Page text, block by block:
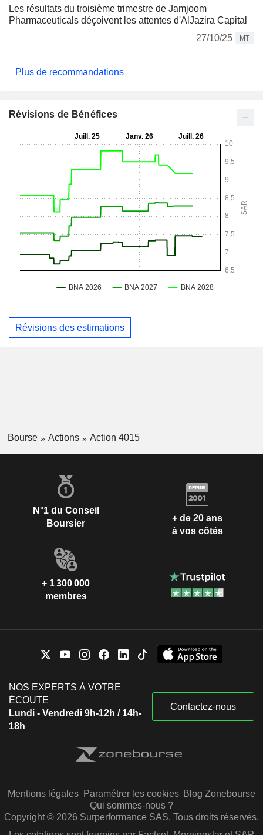
Les résultats du troisième trimestre de Jamjoom
Pharmaceuticals déçoivent les attentes d'AlJazira Capital
27/10/25
MT
Plus de recommandations
Révisions de Bénéfices
Révisions des estimations
Bourse Actions Action 4015
N°1 du Conseil
Boursier
+ de 20 ans
à vos côtés
+ 1 300 000
membres
NOS EXPERTS À VOTRE
ÉCOUTE
Lundi - Vendredi 9h-12h / 14h-
18h
Contactez-nous
Mentions légales Paramétrer les cookies Blog Zonebourse
Qui sommes-nous ?
Copyright © 2026 Surperformance SAS. Tous droits réservés.